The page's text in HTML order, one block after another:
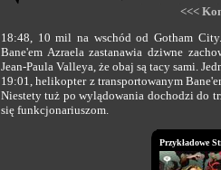
<<<
18:48, 10 mil na wschód od Gotham
Bane'em Azraela zastanawia dziwne
Jean-Paula Valleya, że obaj są tacy sami.
19:01, helikopter z transportowanym
Niestety tuż po wylądowania dochodzi do
się funkcjonariuszom.
Przykładowe